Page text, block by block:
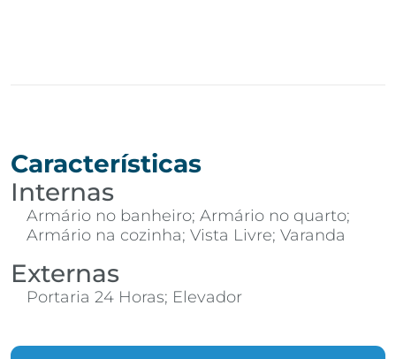
Características
Internas
Armário no banheiro; Armário no quarto;
Armário na cozinha; Vista Livre; Varanda
Externas
Portaria 24 Horas; Elevador